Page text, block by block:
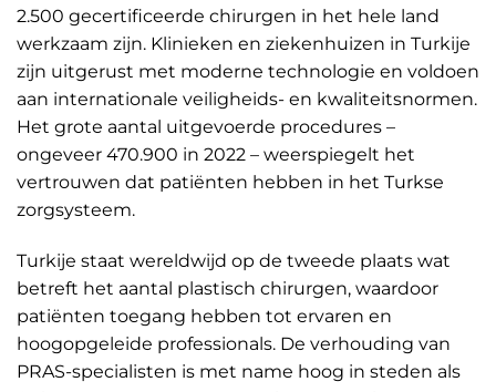
2.500 gecertificeerde chirurgen in het hele land
werkzaam zijn. Klinieken en ziekenhuizen in Turkije
zijn uitgerust met moderne technologie en voldoen
aan internationale veiligheids- en kwaliteitsnormen.
Het grote aantal uitgevoerde procedures –
ongeveer 470.900 in 2022 – weerspiegelt het
vertrouwen dat patiënten hebben in het Turkse
zorgsysteem.
Turkije staat wereldwijd op de tweede plaats wat
betreft het aantal plastisch chirurgen, waardoor
patiënten toegang hebben tot ervaren en
hoogopgeleide professionals. De verhouding van
PRAS-specialisten is met name hoog in steden als